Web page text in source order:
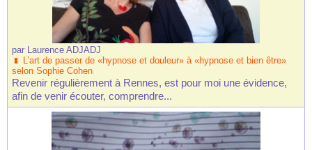
par Laurence ADJADJ
L’art de passer de «hypnose et douleur» à «hypnose et bien être»
selon Sophie Cohen
Revenir régulièrement à Rennes, est pour moi une évidence,
afin de venir écouter, comprendre...